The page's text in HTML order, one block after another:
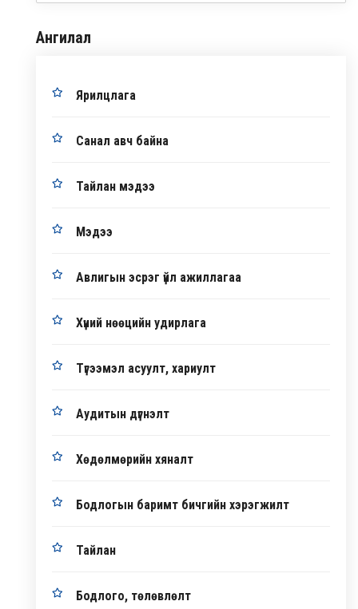
Ангилал
Ярилцлага
Санал авч байна
Тайлан мэдээ
Мэдээ
Авлигын эсрэг үйл ажиллагаа
Хүний нөөцийн удирлага
Түгээмэл асуулт, хариулт
Аудитын дүгнэлт
Хөдөлмөрийн хяналт
Бодлогын баримт бичгийн хэрэгжилт
Тайлан
Бодлого, төлөвлөлт